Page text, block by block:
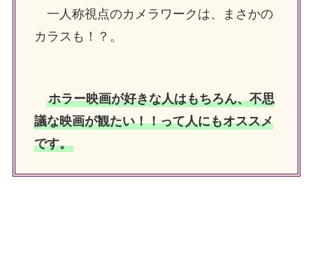
一人称視点のカメラワークは、まさかの
カラスも！？。
ホラー映画が好きな人はもちろん、不思
議な映画が観たい！！って人にもオススメ
です。